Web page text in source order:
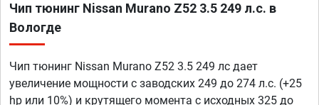
Чип тюнинг Nissan Murano Z52 3.5 249 л.с. в
Вологде
Чип тюнинг Nissan Murano Z52 3.5 249 лс дает
увеличение мощности с заводских 249 до 274 л.с. (+25
hp или 10%) и крутящего момента с исходных 325 до